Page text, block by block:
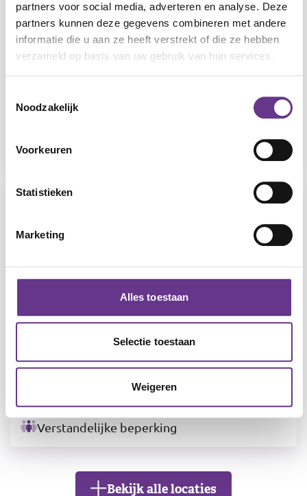
partners voor social media, adverteren en analyse. Deze
partners kunnen deze gegevens combineren met andere
informatie die u aan ze heeft verstrekt of die ze hebben
verzameld op basis van uw gebruik van hun services.
Noodzakelijk
Voorkeuren
Statistieken
Marketing
Alles toestaan
Selectie toestaan
Weigeren
Hoogvliet
Vlaardingen
Verstandelijke beperking
Bekijk alle locaties